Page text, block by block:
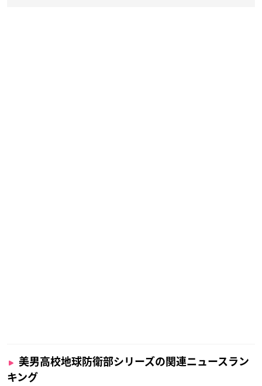
美男高校地球防衛部シリーズの関連ニュースラン
キング